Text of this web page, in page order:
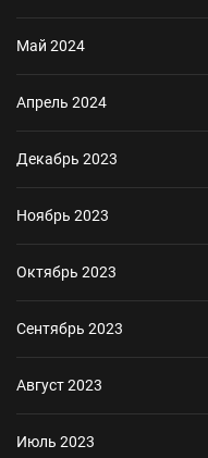
Май 2024
Апрель 2024
Декабрь 2023
Ноябрь 2023
Октябрь 2023
Сентябрь 2023
Август 2023
Июль 2023